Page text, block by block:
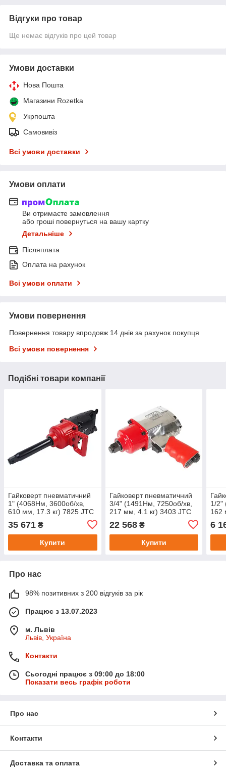
Відгуки про товар
Ще немає відгуків про цей товар
Умови доставки
Нова Пошта
Магазини Rozetka
Укрпошта
Самовивіз
Всі умови доставки
Умови оплати
Ви отримаєте замовлення
або гроші повернуться на вашу картку
Детальніше
Післяплата
Оплата на рахунок
Всі умови оплати
Умови повернення
Повернення товару впродовж 14 днів за рахунок покупця
Всі умови повернення
Подібні товари компанії
Гайковерт пневматичний
1" (4068Нм, 3600об/хв,
610 мм, 17.3 кг) 7825 JTC
35 671 ₴
Купити
Гайковерт пневматичний
3/4" (1491Hм, 7250об/хв,
217 мм, 4.1 кг) 3403 JTC
22 568₴
Купити
1/2"
162
6
Про нас
98% позитивних з 200 відгуків за рік
Працює з 13.07.2023
м. Львів
Львів, Україна
Контакти
Сьогодні працює з 09:00 до 18:00
Показати весь графік роботи
Про нас
Контакти
Доставка та оплата